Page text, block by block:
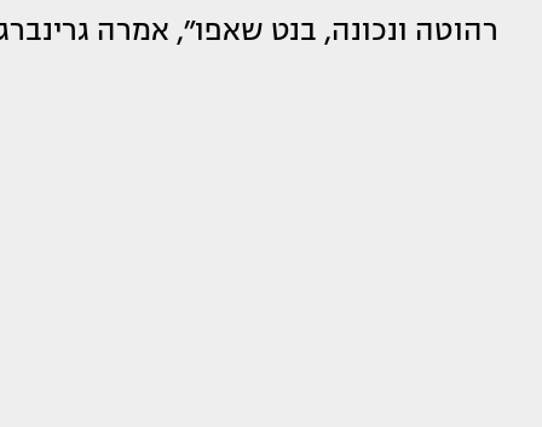
רהוטה ונכונה, בנט שאפו״, אמרה